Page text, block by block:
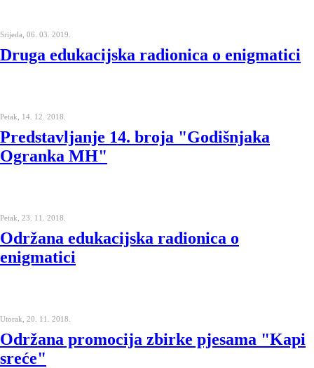
Srijeda, 06. 03. 2019.
Druga edukacijska radionica o enigmatici
Petak, 14. 12. 2018.
Predstavljanje 14. broja "Godišnjaka
Ogranka MH"
Petak, 23. 11. 2018.
Održana edukacijska radionica o
enigmatici
Utorak, 20. 11. 2018.
Održana promocija zbirke pjesama "Kapi
sreće"